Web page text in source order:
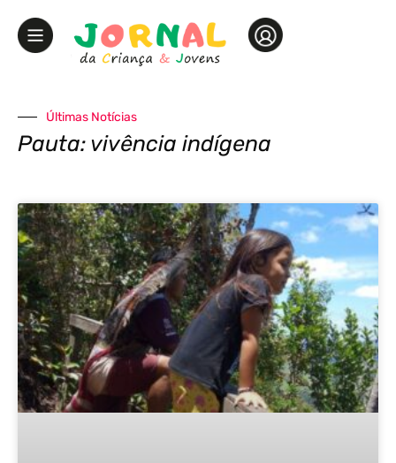
Últimas Notícias
Pauta: vivência indígena